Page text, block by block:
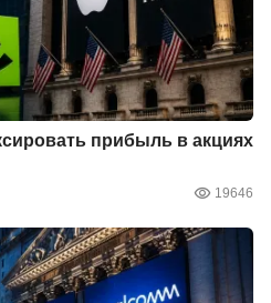
прибыль в акциях
19646